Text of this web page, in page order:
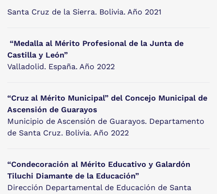
Santa Cruz de la Sierra. Bolivia. Año 2021
“Medalla al Mérito Profesional de la Junta de
Castilla y León”
Valladolid. España. Año 2022
“Cruz al Mérito Municipal” del Concejo Municipal de
Ascensión de Guarayos
Municipio de Ascensión de Guarayos. Departamento
de Santa Cruz. Bolivia. Año 2022
“Condecoración al Mérito Educativo y Galardón
Tiluchi Diamante de la Educación”
Dirección Departamental de Educación de Santa